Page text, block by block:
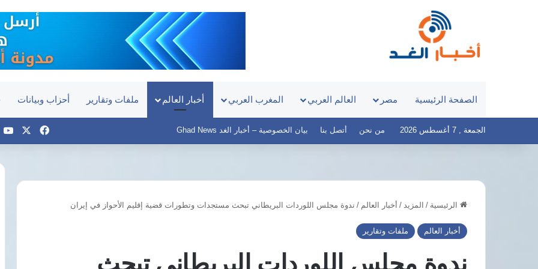
الصفحة الرئيسية مصر العالم العربي المغرب العربي أخبار العالم ملفات وتقارير أحزاب وبيانات
الجمعة , 7 أغسطس 2026 من نحن أتصل بنا بيان الخصوصية – أخبار الغد Ghad News فيسبوك
الرئيسية / المزيد / أخبار العالم / ندوة مجلس اللوردات البريطاني تبحث مستجدات وتطورات قضية إقليم الأحواز في إيران
أخبار العالم ملفات وتقارير
لا
تستهدف
حسام